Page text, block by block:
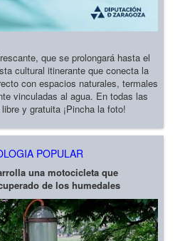
que se prolongará hasta el
cultural itinerante que conecta la
con espacios naturales, termales
vinculadas al agua. En todas las
y gratuita ¡Pincha la foto!
POPULAR
una motocicleta que
de los humedales